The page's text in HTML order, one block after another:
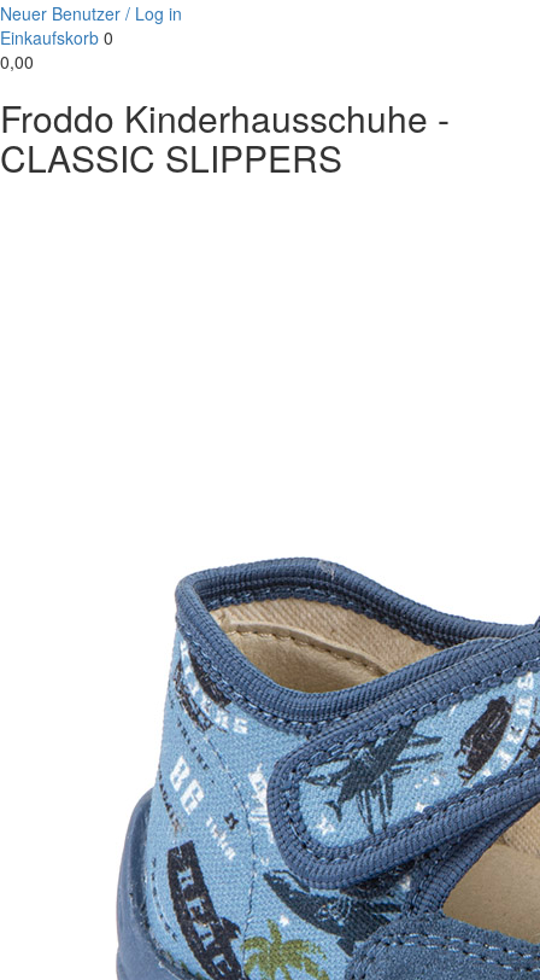
Neuer Benutzer / Log in
Einkaufskorb 0
0,00
Froddo Kinderhausschuhe -
CLASSIC SLIPPERS